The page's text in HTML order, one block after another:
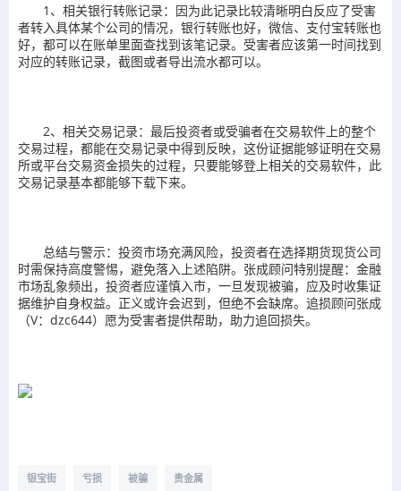
1、相关银行转账记录：因为此记录比较清晰明白反应了受害
者转入具体某个公司的情况，银行转账也好，微信、支付宝转账也
好，都可以在账单里面查找到该笔记录。受害者应该第一时间找到
对应的转账记录，截图或者导出流水都可以。
2、相关交易记录：最后投资者或受骗者在交易软件上的整个
交易过程，都能在交易记录中得到反映，这份证据能够证明在交易
所或平台交易资金损失的过程，只要能够登上相关的交易软件，此
交易记录基本都能够下载下来。
总结与警示：投资市场充满风险，投资者在选择期货现货公司
时需保持高度警惕，避免落入上述陷阱。张成顾问特别提醒：金融
市场乱象频出，投资者应谨慎入市，一旦发现被骗，应及时收集证
据维护自身权益。正义或许会迟到，但绝不会缺席。追损顾问张成
（V：dzc644）愿为受害者提供帮助，助力追回损失。
银宝街 亏损 被骗 贵金属